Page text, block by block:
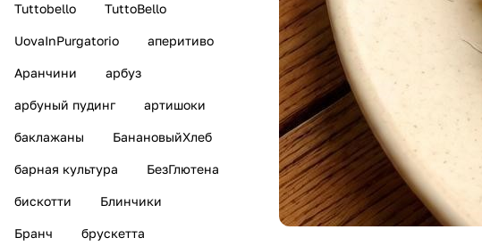
Tuttobello TuttoBello
UovaInPurgatorio аперитиво
Аранчини арбуз
арбуный пудинг артишоки
баклажаны БанановыйХлеб
барная культура БезГлютена
бискотти Блинчики
Бранч брускетта